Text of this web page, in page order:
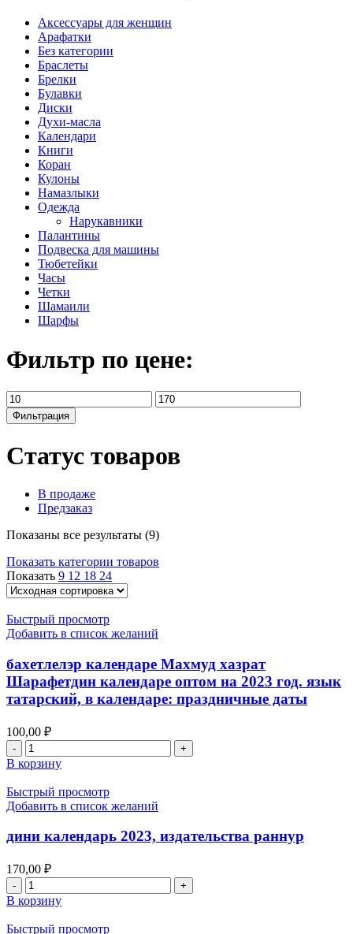
Аксессуары для женщин
Арафатки
Без категории
Браслеты
Брелки
Булавки
Диски
Духи-масла
Календари
Книги
Коран
Кулоны
Намазлыки
Одежда
Нарукавники
Палантины
Подвеска для машины
Тюбетейки
Часы
Четки
Шамаили
Шарфы
Фильтр по цене:
Минимальная
цена
Максимальная
цена
Фильтрация
Статус товаров
В продаже
Предзаказ
Показаны все результаты (9)
Показать категории товаров
Показать 9 12 18 24
Быстрый просмотр
Добавить в список желаний
бахетлелэр календаре Махмуд хазрат
Шарафетдин календаре оптом на 2023 год. язык
татарский, в календаре: праздничные даты
100,00 ₽
Количество
товара
бахетлелэр
календаре
Махмуд
Шарафетдин
календаре
на
2023
год.
татарский,
В корзину
Быстрый просмотр
Добавить в список желаний
дини календарь 2023, издательства раннур
170,00 ₽
Количество
товара
дини
календарь
В корзину
Быстрый просмотр